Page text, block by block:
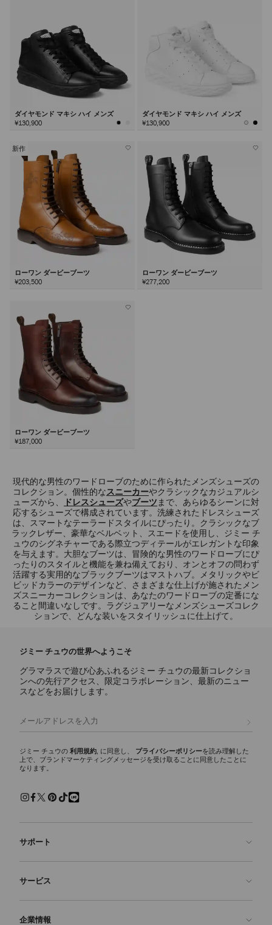
ダイヤモンド マキシ ハイ メンズ
¥130,900
ダイヤモンド マキシ ハイ メンズ
¥130,900
新作
ローワン ダービーブーツ
¥203,500
ローワン ダービーブーツ
¥277,200
ローワン ダービーブーツ
¥187,000
現代的な男性のワードローブのために作られたメンズシューズの
コレクション。個性的なスニーカーやクラシックなカジュアルシ
ューズから、
ドレスシューズやブーツまで、あらゆるシーンに対
応するシューズで構成されています。洗練されたドレスシューズ
は、スマートなテーラードスタイルにぴったり。クラシックなブ
ラックレザー、豪華なベルベット、スエードを使用し、ジミー チ
ュウのシグネチャーである際立つディテールがエレガントな印象
を与えます。大胆なブーツは、冒険的な男性のワードローブにぴ
ったりのスタイルと機能を兼ね備えており、オンとオフの問わず
活躍する実用的なブラックブーツはマストハブ。メタリックやビ
ビッドカラーのデザインなど、さまざまな仕上げが施されたメン
ズスニーカーコレクションは、あなたのワードローブの定番にな
ること間違いなしです。ラグジュアリーなメンズシューズコレク
ションで、どんな装いをスタイリッシュに仕上げて。
ジミー チュウの世界へようこそ
グラマラスで遊び心あふれるジミー チュウの最新コレクショ
ンへの先行アクセス、限定コラボレーション、最新のニュー
スなどをお届けします。
ジミー チュウの 利用規約, に同意し、 プライバシーポリシーを読み理解した
上で、ブランドマーケティングメッセージを受け取ることに同意したことに
なります。
サポート
よくあるご質問
サービス
企業情報